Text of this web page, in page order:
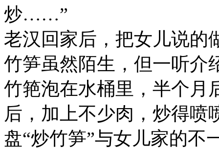
炒……”
老汉回家后，把女儿说的
竹笋虽然陌生，但一听介
竹筢泡在水桶里，半个月
后，加上不少肉，炒得喷
盘“炒竹笋”与女儿家的不